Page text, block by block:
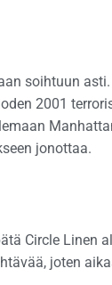
soihtuun
2001
jonottaa.
Circle Linen
joten